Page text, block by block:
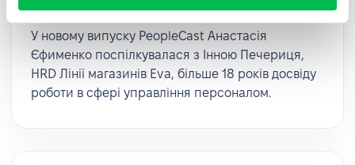
Печериця
У новому випуску PeopleCast Анастасія
Єфименко поспілкувалася з Інною Печериця,
HRD Лінії магазинів Eva, більше 18 років досвіду
роботи в сфері управління персоналом.